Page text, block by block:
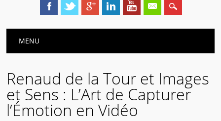
Main menu
MENU
Renaud de la Tour et Images
et Sens : L’Art de Capturer
l’Émotion en Vidéo